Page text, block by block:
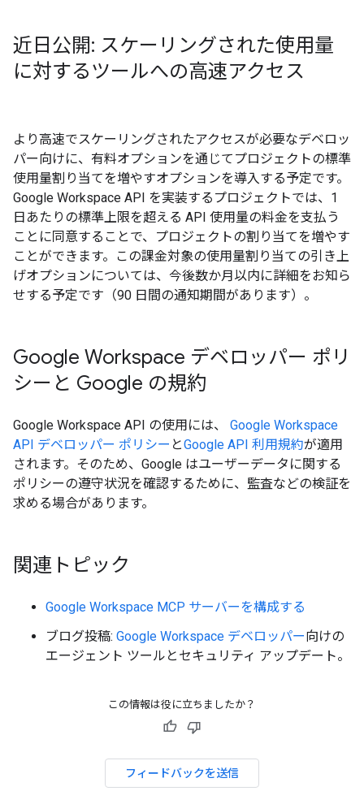
近日公開: スケーリングされた使用量
に対するツールへの高速アクセス
より高速でスケーリングされたアクセスが必要なデベロッ
パー向けに、有料オプションを通じてプロジェクトの標準
使用量割り当てを増やすオプションを導入する予定です。
Google Workspace API を実装するプロジェクトでは、1
日あたりの標準上限を超える API 使用量の料金を支払う
ことに同意することで、プロジェクトの割り当てを増やす
ことができます。この課金対象の使用量割り当ての引き上
げオプションについては、今後数か月以内に詳細をお知ら
せする予定です（90 日間の通知期間があります）。
Google Workspace デベロッパー ポリ
シーと Google の規約
Google Workspace API の使用には、
Google Workspace
API デベロッパー ポリシー とGoogle API 利用規約が適用
されます。そのため、Google はユーザーデータに関する
ポリシーの遵守状況を確認するために、監査などの検証を
求める場合があります。
関連トピック
Google Workspace MCP サーバーを構成する
ブログ投稿: Google Workspace デベロッパー向けの
エージェント ツールとセキュリティ アップデート。
この情報は役に立ちましたか？
フィードバックを送信